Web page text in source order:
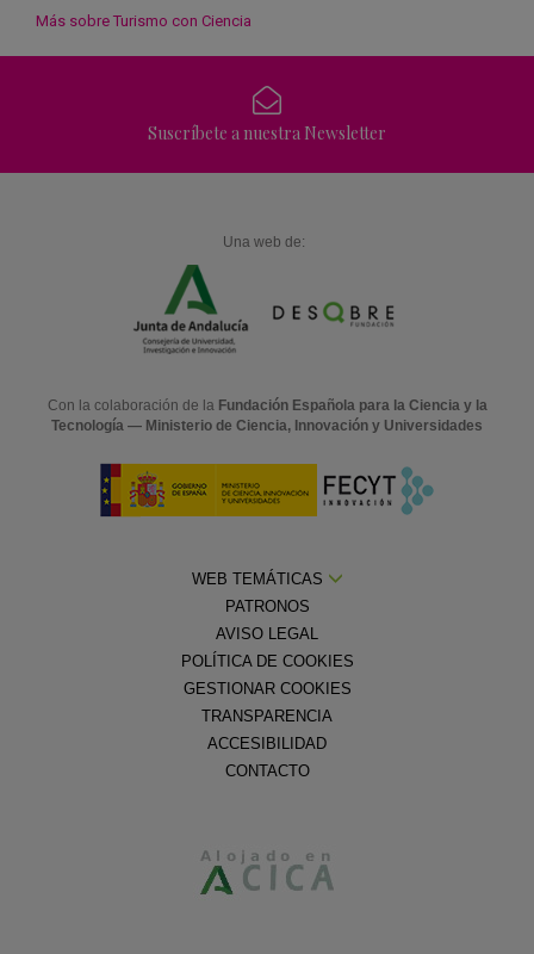
Más sobre Turismo con Ciencia
Suscríbete a nuestra Newsletter
Una web de:
Con la colaboración de la Fundación Española para la Ciencia y la
Tecnología — Ministerio de Ciencia, Innovación y Universidades
WEB TEMÁTICAS
PATRONOS
AVISO LEGAL
POLÍTICA DE COOKIES
GESTIONAR COOKIES
TRANSPARENCIA
ACCESIBILIDAD
CONTACTO